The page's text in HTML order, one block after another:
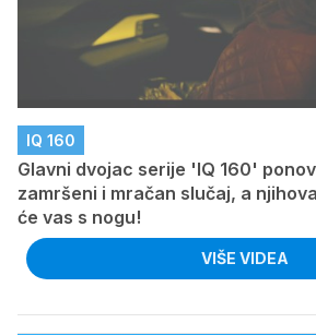
IQ 160
Glavni dvojac serije 'IQ 160'
zamršeni i mračan slučaj, a
će vas s nogu!
VIŠE VIDEA